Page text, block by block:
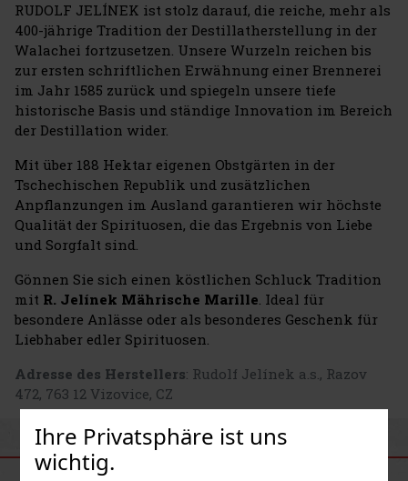
Ihre Privatsphäre ist uns
wichtig.
RUDOLF JELÍNEK ist stolz darauf, die reiche, mehr als
400-jährige Tradition der Destillatherstellung in der
Walachei fortzusetzen. Unsere Wurzeln reichen bis
zur ersten schriftlichen Erwähnung einer Brennerei
im Jahr 1585 zurück und spiegeln unsere tiefe
historische Basis und ständige Innovation im Bereich
der Destillation wider.
Mit über 188 Hektar eigenen Obstgärten in der
Tschechischen Republik und zusätzlichen
Anpflanzungen im Ausland garantieren wir höchste
Qualität der Spirituosen, die das Ergebnis von Liebe
und Sorgfalt sind.
Gönnen Sie sich einen köstlichen Schluck Tradition
mit R. Jelínek Mährische Marille. Ideal für
besondere Anlässe oder als besonderes Geschenk für
Liebhaber edler Spirituosen.
Adresse des Herstellers: Rudolf Jelínek a.s., Razov
472, 763 12 Vizovice, CZ
ÄHNLICHE PRODUKTE